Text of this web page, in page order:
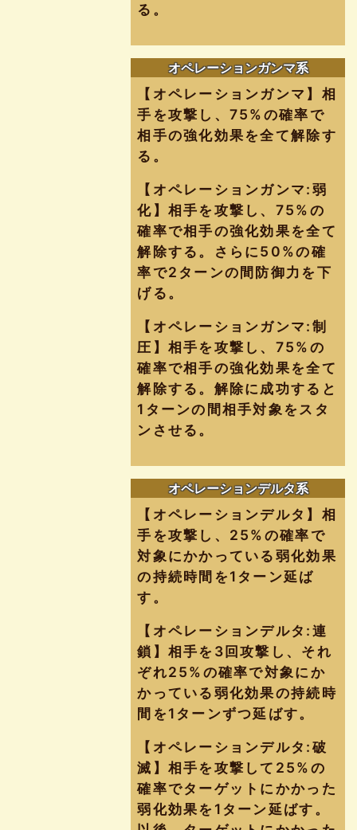
る。
オペレーションガンマ系
【オペレーションガンマ】相
手を攻撃し、75%の確率で
相手の強化効果を全て解除す
る。
【オペレーションガンマ:弱
化】相手を攻撃し、75%の
確率で相手の強化効果を全て
解除する。さらに50%の確
率で2ターンの間防御力を下
げる。
【オペレーションガンマ:制
圧】相手を攻撃し、75%の
確率で相手の強化効果を全て
解除する。解除に成功すると
1ターンの間相手対象をスタ
ンさせる。
オペレーションデルタ系
【オペレーションデルタ】相
手を攻撃し、25%の確率で
対象にかかっている弱化効果
の持続時間を1ターン延ば
す。
【オペレーションデルタ:連
鎖】相手を3回攻撃し、それ
ぞれ25%の確率で対象にか
かっている弱化効果の持続時
間を1ターンずつ延ばす。
【オペレーションデルタ:破
滅】相手を攻撃して25%の
確率でターゲットにかかった
弱化効果を1ターン延ばす。